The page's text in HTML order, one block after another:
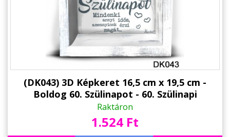
(DK043) 3D Képkeret 16,5 cm x 19,5 cm -
Boldog 60. Szülinapot - 60. Szülinapi
Ajándékok - Ajándék Ötletek
Raktáron
1.524 Ft